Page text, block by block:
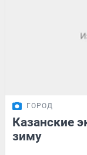
ГОРОД
Казанские
зиму